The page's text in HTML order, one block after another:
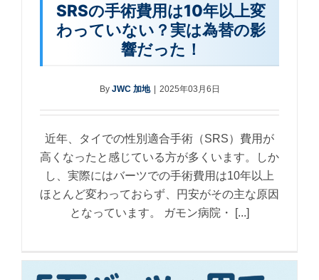
SRSの手術費用は10年以上変
わっていない？実は為替の影
響だった！
By JWC 加地 | 2025年03月6日
近年、タイでの性別適合手術（SRS）費用が
高くなったと感じている方が多くいます。しか
し、実際にはバーツでの手術費用は10年以上
ほとんど変わっておらず、円安がその主な原因
となっています。 ガモン病院・ [...]